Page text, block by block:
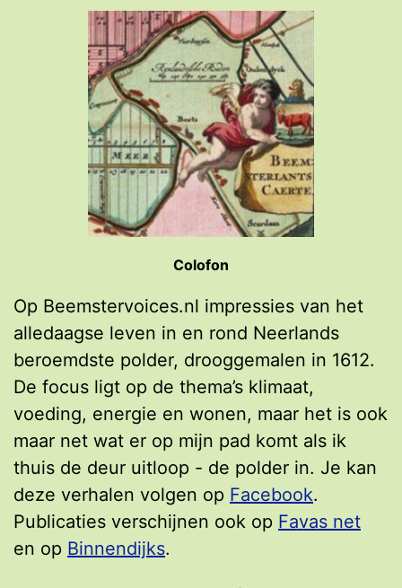
Colofon
Op Beemstervoices.nl impressies van het
alledaagse leven in en rond Neerlands
beroemdste polder, drooggemalen in 1612.
De focus ligt op de thema’s klimaat,
voeding, energie en wonen, maar het is ook
maar net wat er op mijn pad komt als ik
thuis de deur uitloop - de polder in. Je kan
deze verhalen volgen op Facebook.
Publicaties verschijnen ook op Favas net
en op Binnendijks.